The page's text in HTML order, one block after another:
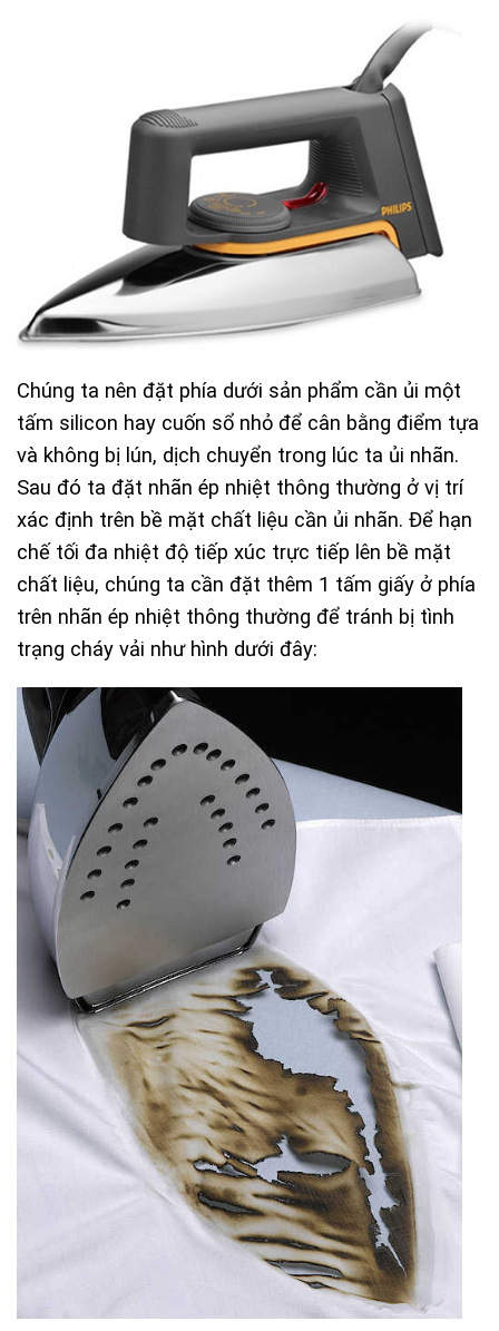
Chúng ta nên đặt phía dưới sản phẩm cần ủi một
tấm silicon hay cuốn sổ nhỏ để cân bằng điểm tựa
và không bị lún, dịch chuyển trong lúc ta ủi nhãn.
Sau đó ta đặt nhãn ép nhiệt thông thường ở vị trí
xác định trên bề mặt chất liệu cần ủi nhãn. Để hạn
chế tối đa nhiệt độ tiếp xúc trực tiếp lên bề mặt
chất liệu, chúng ta cần đặt thêm 1 tấm giấy ở phía
trên nhãn ép nhiệt thông thường để tránh bị tình
trạng cháy vải như hình dưới đây: